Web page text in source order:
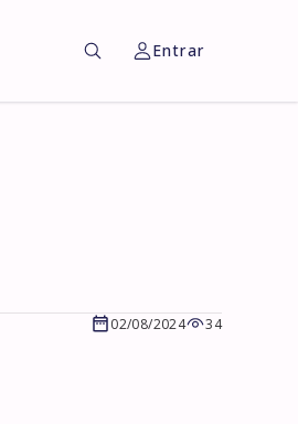
Entrar
02/08/2024 34